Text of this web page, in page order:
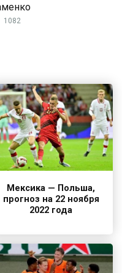
1082
Мексика — Польша,
прогноз на 22 ноября
2022 года